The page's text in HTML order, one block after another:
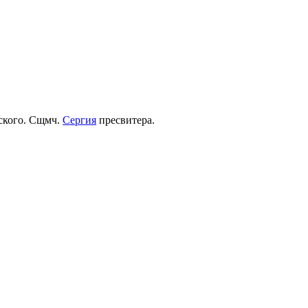
Сщмч. Сергия пресвитера.